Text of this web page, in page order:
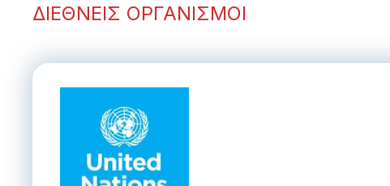
ΔΙΕΘΝΕΙΣ ΟΡΓΑΝΙΣΜΟΙ